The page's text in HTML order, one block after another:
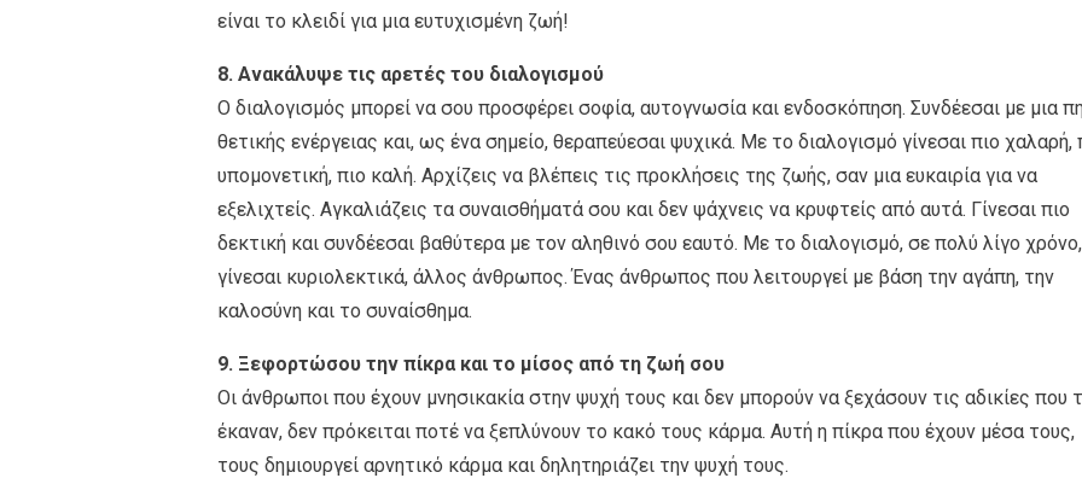
είναι το κλειδί για μια ευτυχισμένη ζωή!
8. Ανακάλυψε τις αρετές του διαλογισμού
Ο διαλογισμός μπορεί να σου προσφέρει σοφία, αυτογνωσία και ενδοσκόπηση. Συνδέεσαι με μια
θετικής ενέργειας και, ως ένα σημείο, θεραπεύεσαι ψυχικά. Με το διαλογισμό γίνεσαι πιο χαλαρή,
υπομονετική, πιο καλή. Αρχίζεις να βλέπεις τις προκλήσεις της ζωής, σαν μια ευκαιρία για να
εξελιχτείς. Αγκαλιάζεις τα συναισθήματά σου και δεν ψάχνεις να κρυφτείς από αυτά. Γίνεσαι πιο
δεκτική και συνδέεσαι βαθύτερα με τον αληθινό σου εαυτό. Με το διαλογισμό, σε πολύ λίγο χρόνο,
γίνεσαι κυριολεκτικά, άλλος άνθρωπος. Ένας άνθρωπος που λειτουργεί με βάση την αγάπη, την
καλοσύνη και το συναίσθημα.
9. Ξεφορτώσου την πίκρα και το μίσος από τη ζωή σου
Οι άνθρωποι που έχουν μνησικακία στην ψυχή τους και δεν μπορούν να ξεχάσουν τις αδικίες που
έκαναν, δεν πρόκειται ποτέ να ξεπλύνουν το κακό τους κάρμα. Αυτή η πίκρα που έχουν μέσα τους,
τους δημιουργεί αρνητικό κάρμα και δηλητηριάζει την ψυχή τους.